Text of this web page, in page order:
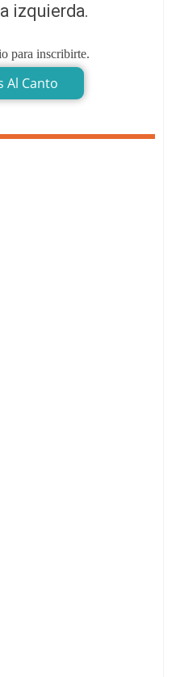
izquierda.
para inscribirte.
Al Canto